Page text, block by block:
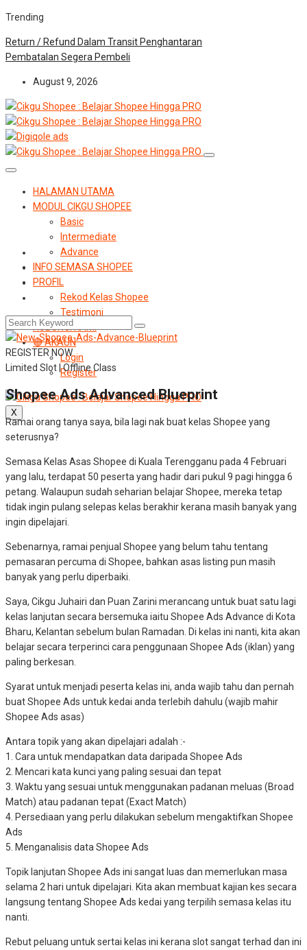
Trending
Return / Refund Dalam Transit Penghantaran
Pembatalan Segera Pembeli
August 9, 2026
HALAMAN UTAMA
MODUL CIKGU SHOPEE
Basic
Intermediate
Advance
INFO SEMASA SHOPEE
PROFIL
Rekod Kelas Shopee
Testimoni
HUBUNGI KAMI
🔴 AKAUN
Login
Register
X
REGISTER NOW
Limited Slot | Offline Class
Shopee Ads Advanced Blueprint
Ramai orang tanya saya, bila lagi nak buat kelas Shopee yang
seterusnya?
Semasa Kelas Asas Shopee di Kuala Terengganu pada 4 Februari
yang lalu, terdapat 50 peserta yang hadir dari pukul 9 pagi hingga 6
petang. Walaupun sudah seharian belajar Shopee, mereka tetap
tidak ingin pulang selepas kelas berakhir kerana masih banyak yang
ingin dipelajari.
Sebenarnya, ramai penjual Shopee yang belum tahu tentang
pemasaran percuma di Shopee, bahkan asas listing pun masih
banyak yang perlu diperbaiki.
Saya, Cikgu Juhairi dan Puan Zarini merancang untuk buat satu lagi
kelas lanjutan secara bersemuka iaitu Shopee Ads Advance di Kota
Bharu, Kelantan sebelum bulan Ramadan. Di kelas ini nanti, kita akan
belajar secara terperinci cara penggunaan Shopee Ads (iklan) yang
paling berkesan.
Syarat untuk menjadi peserta kelas ini, anda wajib tahu dan pernah
buat Shopee Ads untuk kedai anda terlebih dahulu (wajib mahir
Shopee Ads asas)
Antara topik yang akan dipelajari adalah :-
1. Cara untuk mendapatkan data daripada Shopee Ads
2. Mencari kata kunci yang paling sesuai dan tepat
3. Waktu yang sesuai untuk menggunakan padanan meluas (Broad
Match) atau padanan tepat (Exact Match)
4. Persediaan yang perlu dilakukan sebelum mengaktifkan Shopee
Ads
5. Menganalisis data Shopee Ads
Topik lanjutan Shopee Ads ini sangat luas dan memerlukan masa
selama 2 hari untuk dipelajari. Kita akan membuat kajian kes secara
langsung tentang Shopee Ads kedai yang terpilih semasa kelas itu
nanti.
Rebut peluang untuk sertai kelas ini kerana slot sangat terhad dan ini